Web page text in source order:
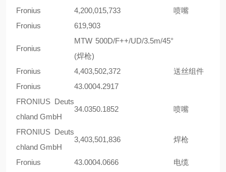
Fronius 4,200,015,733
喷嘴
Fronius
619,903
Fronius
MTW 500D/F++/UD/3.5m/45°
(焊枪)
Fronius
4,403,502,372
送丝组件
Fronius
43.0004.2917
FRONIUS Deuts
chland GmbH
34.0350.1852 喷嘴
FRONIUS Deuts
chland GmbH
3,403,501,836 焊枪
Fronius 43.0004.0666
电缆